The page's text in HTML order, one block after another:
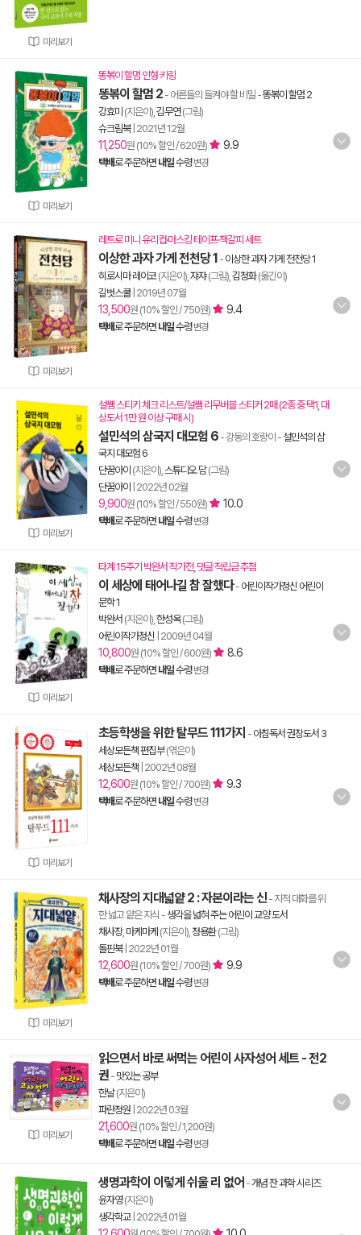
미리보기
미리보기
똥볶이 할멈 인형 키링
똥볶이 할멈 2 - 어른들의 들켜야 할 비밀 -똥볶이 할멈 2
강효미 (지은이), 김무연(그림)
슈크림북| 2021년 12월
11,250원 (10% 할인 / 620원) 9.9
택배로 주문하면 내일수령 변경
미리보기
레트로 미니 유리컵·마스킹 테이프·책갈피 세트
이상한 과자 가게 전천당 1 - 이상한 과자 가게 전천당 1
히로시마 레이코(지은이), 쟈쟈(그림), 김정화(옮긴이)
길벗스쿨| 2019년 07월
13,500원 (10% 할인 / 750원) 9.4
택배로 주문하면 내일수령 변경
미리보기
설쌤 스티키 체크 리스트/설쌤 리무버블 스티커 2매 (2종 중 택1, 대
상도서 1만 원 이상 구매 시)
설민석의 삼국지 대모험 6 - 강동의 호랑이 - 설민석의 삼
국지 대모험 6
단꿈아이 (지은이), 스튜디오 담(그림)
단꿈아이
2022년 02월
9,900원 (10% 할인 / 550원) 10.0
택배로 주문하면 내일수령 변경
미리보기
타계 15주기 박완서 작가전, 댓글 적립금 추첨
이 세상에 태어나길 참 잘했다- 어린이작가정신 어린이
문학 1
박완서 (지은이), 한성옥(그림)
어린이작가정신 2009년 04월
10,800원 (10% 할인 / 600원) 8.6
택배로 주문하면 내일수령 변경
미리보기
초등학생을 위한 탈무드 111가지 - 아침독서 권장도서 3
세상모든책 편집부(엮은이)
세상모든책 2002년 08월
12,600원 (10% 할인 / 700원) 9.3
택배로 주문하면 내일수령 변경
미리보기
채사장의 지대넓얕 2 : 자본이라는 신- 지적 대화를 위
한 넓고 얕은 지식 - 생각을 넓혀 주는 어린이 교양 도서
채사장, 마케마케 (지은이), 정용환(그림)
돌핀북| 2022년 01월
12,600원 (10% 할인 / 700원) 9.9
택배로 주문하면 내일수령 변경
미리보기
읽으면서 바로 써먹는 어린이 사자성어 세트 - 전2
권 - 맛있는 공부
한날(지은이)
파란정원 2022년 03월
21,600원 (10% 할인 / 1,200원)
택배로 주문하면 내일수령 변경
생명과학이 이렇게 쉬울 리 없어 -개념 찬 과학 시리즈
윤자영(지은이)
생각학교| 2022년 01월